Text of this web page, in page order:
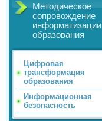
Методическое
сопровождение
информатизации
образования
Цифровая
трансформация
образования
Информационная
безопасность